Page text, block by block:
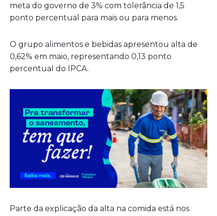
meta do governo de 3% com tolerância de 1,5
ponto percentual para mais ou para menos.
O grupo alimentos e bebidas apresentou alta de
0,62% em maio, representando 0,13 ponto
percentual do IPCA.
Parte da explicação da alta na comida está nos